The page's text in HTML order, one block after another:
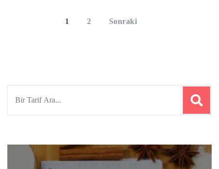
sayfalaması
PAGE
1 PAGE
2 Sonraki